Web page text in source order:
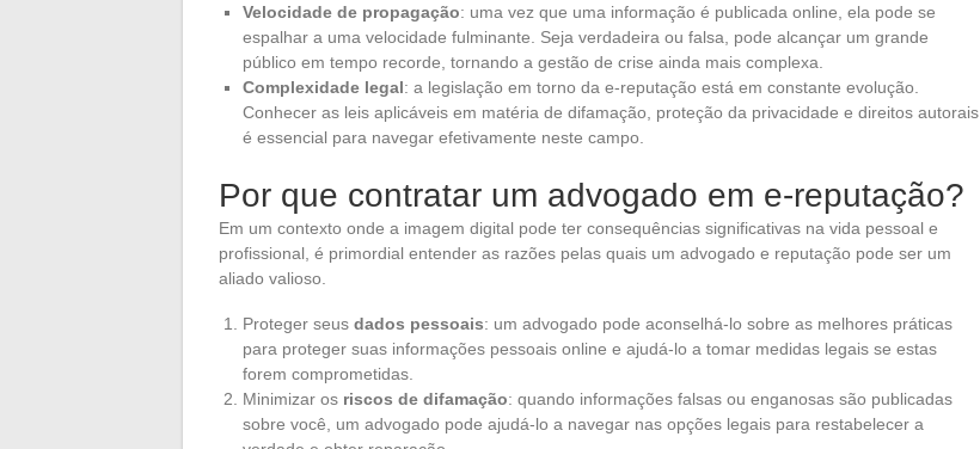
Velocidade de propagação: uma vez que uma informação é publicada online, ela pode se
espalhar a uma velocidade fulminante. Seja verdadeira ou falsa, pode alcançar um grande
público em tempo recorde, tornando a gestão de crise ainda mais complexa.
Complexidade legal: a legislação em torno da e-reputação está em constante evolução.
Conhecer as leis aplicáveis em matéria de difamação, proteção da privacidade e direitos autorais
é essencial para navegar efetivamente neste campo.
Por que contratar um advogado em e-reputação?
Em um contexto onde a imagem digital pode ter consequências significativas na vida pessoal e
profissional, é primordial entender as razões pelas quais um advogado e reputação pode ser um
aliado valioso.
Proteger seus dados pessoais: um advogado pode aconselhá-lo sobre as melhores práticas
para proteger suas informações pessoais online e ajudá-lo a tomar medidas legais se estas
forem comprometidas.
Minimizar os riscos de difamação: quando informações falsas ou enganosas são publicadas
sobre você, um advogado pode ajudá-lo a navegar nas opções legais para restabelecer a